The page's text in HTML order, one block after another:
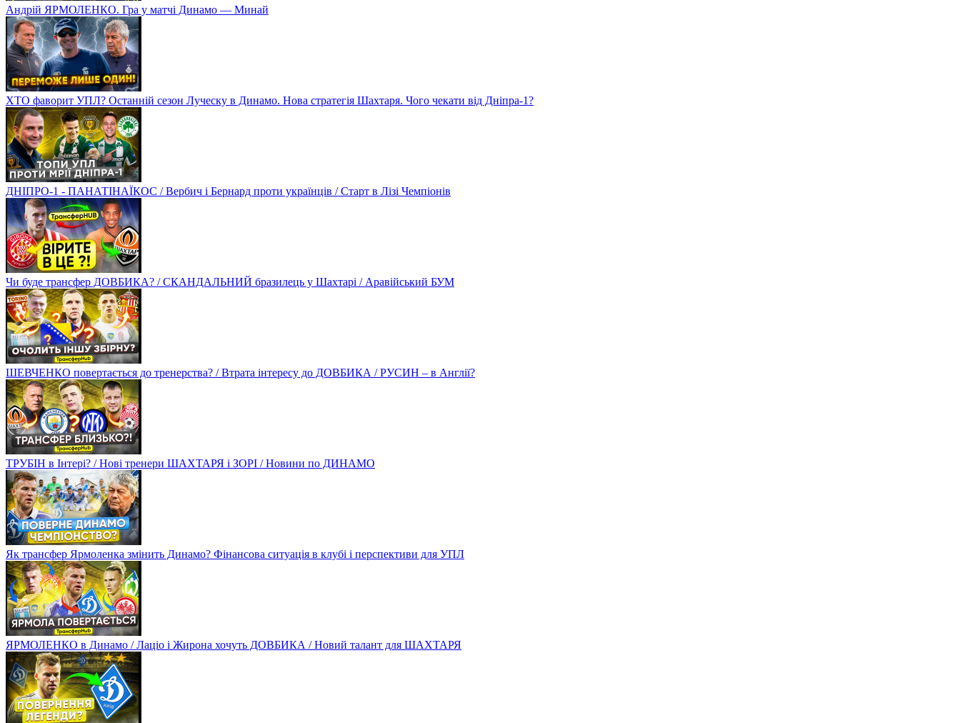
Андрій ЯРМОЛЕНКО. Гра у матчі Динамо — Минай
ХТО фаворит УПЛ? Останній сезон Луческу в Динамо. Нова стратегія Шахтаря. Чого чекати від Дніпра-1?
ДНІПРО-1 - ПАНАТІНАЇКОС / Вербич і Бернард проти українців / Старт в Лізі Чемпіонів
Чи буде трансфер ДОВБИКА? / СКАНДАЛЬНИЙ бразилець у Шахтарі / Аравійський БУМ
ШЕВЧЕНКО повертається до тренерства? / Втрата інтересу до ДОВБИКА / РУСИН – в Англії?
ТРУБІН в Інтері? / Нові тренери ШАХТАРЯ і ЗОРІ / Новини по ДИНАМО
Як трансфер Ярмоленка змінить Динамо? Фінансова ситуація в клубі і перспективи для УПЛ
ЯРМОЛЕНКО в Динамо / Лаціо і Жирона хочуть ДОВБИКА / Новий талант для ШАХТАРЯ